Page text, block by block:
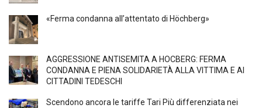
«Ferma condanna all’attentato di Höchberg»
AGGRESSIONE ANTISEMITA A HÖCBERG: FERMA
CONDANNA E PIENA SOLIDARIETÀ ALLA VITTIMA E AI
CITTADINI TEDESCHI
Scendono ancora le tariffe Tari Più differenziata nei